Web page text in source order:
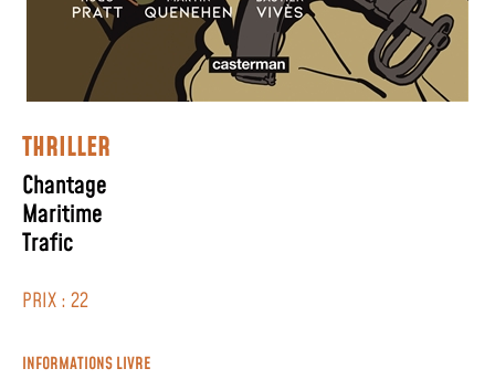
THRILLER
Chantage
Maritime
Trafic
PRIX : 22
INFORMATIONS LIVRE